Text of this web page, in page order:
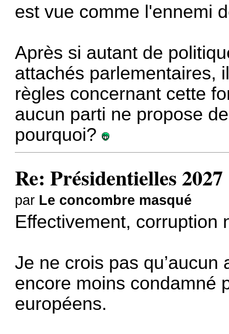
est vue comme l'ennemi
Après si autant de
attachés parlementaires,
règles concernant cette
aucun parti ne propose
pourquoi?
Re: Présidentielles 2027
par Le concombre masqué
Effectivement, corruption
Je ne crois pas qu’aucun
encore moins condamné
européens.